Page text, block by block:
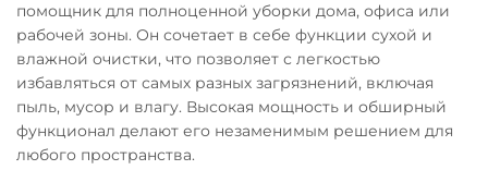
помощник для полноценной уборки дома, офиса или
рабочей зоны. Он сочетает в себе функции сухой и
влажной очистки, что позволяет с легкостью
избавляться от самых разных загрязнений, включая
пыль, мусор и влагу. Высокая мощность и обширный
функционал делают его незаменимым решением для
любого пространства.